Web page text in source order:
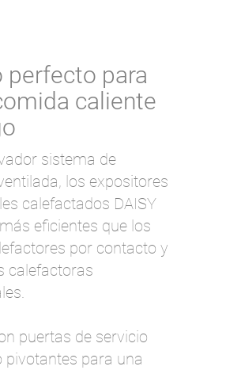
perfecto para
caliente
sistema de
los expositores
calefactados DAISY
eficientes que los
por contacto y
calefactoras
puertas de servicio
pivotantes para una